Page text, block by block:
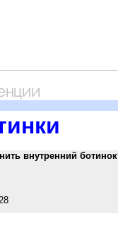
внутренний